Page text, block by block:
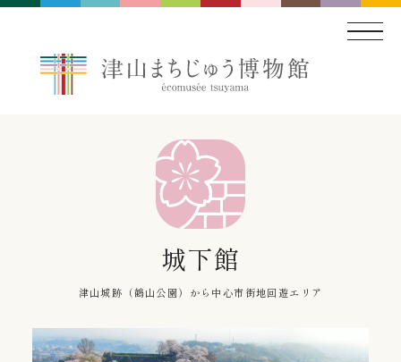
城下館
津山城跡（鶴山公園）から中心市街地回遊エリア